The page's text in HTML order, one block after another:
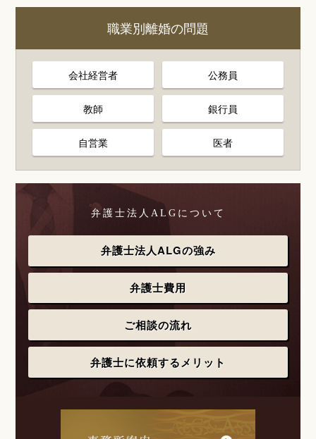
職業別離婚の問題
会社経営者 公務員
教師 銀行員
自営業 医者
弁護士法人ALGについて
弁護士法人ALGの強み
弁護士費用
ご相談の流れ
弁護士に依頼するメリット